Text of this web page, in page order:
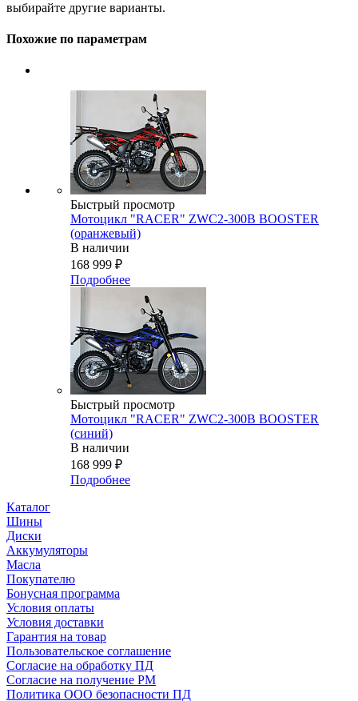
выбирайте другие варианты.
Похожие по параметрам
Быстрый просмотр
Мотоцикл "RACER" ZWC2-300B BOOSTER
(оранжевый)
В наличии
168 999 ₽
Подробнее
Быстрый просмотр
Мотоцикл "RACER" ZWC2-300B BOOSTER
(синий)
В наличии
168 999 ₽
Подробнее
Каталог
Шины
Диски
Аккумуляторы
Масла
Покупателю
Бонусная программа
Условия оплаты
Условия доставки
Гарантия на товар
Пользовательское соглашение
Согласие на обработку ПД
Согласие на получение РМ
Политика ООО безопасности ПД